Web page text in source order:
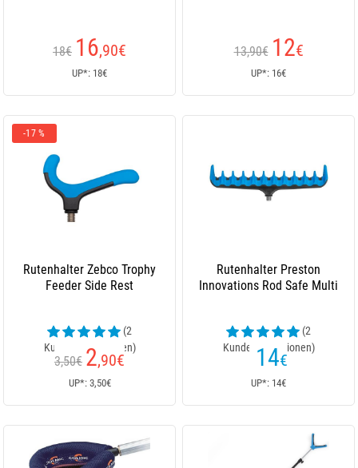
18€ 16,90€
UP*: 18€
13,90€ 12€
UP*: 16€
-17 %
Rutenhalter Zebco Trophy
Feeder Side Rest
(2
Kundenrezensionen)
3,50€ 2,90€
UP*: 3,50€
Rutenhalter Preston
Innovations Rod Safe Multi
(2
Kundenrezensionen)
14€
UP*: 14€